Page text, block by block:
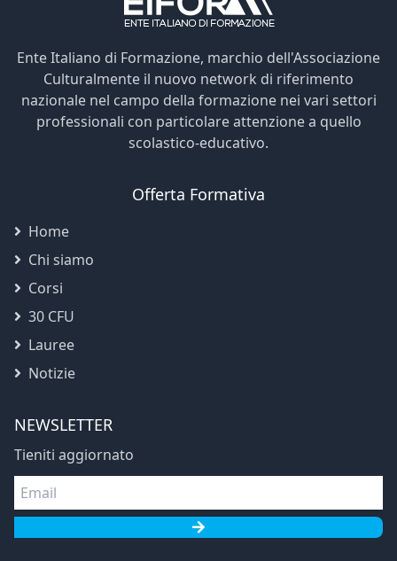
Ente Italiano di Formazione, marchio dell'Associazione
Culturalmente il nuovo network di riferimento
nazionale nel campo della formazione nei vari settori
professionali con particolare attenzione a quello
scolastico-educativo.
Offerta Formativa
Home
Chi siamo
Corsi
30 CFU
Lauree
Notizie
NEWSLETTER
Tieniti aggiornato